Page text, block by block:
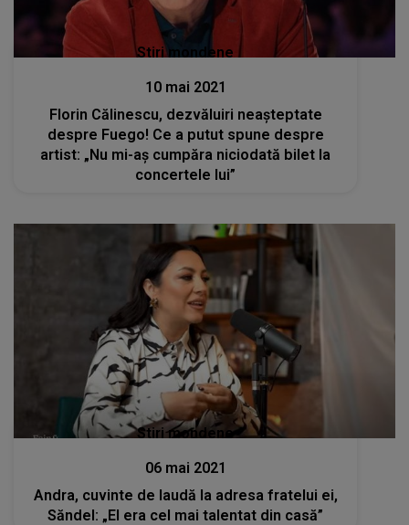
Stiri mondene
10 mai 2021
Florin Călinescu, dezvăluiri neașteptate
despre Fuego! Ce a putut spune despre
artist: „Nu mi-aș cumpăra niciodată bilet la
concertele lui”
Stiri mondene
06 mai 2021
Andra, cuvinte de laudă la adresa fratelui ei,
Săndel: „El era cel mai talentat din casă”